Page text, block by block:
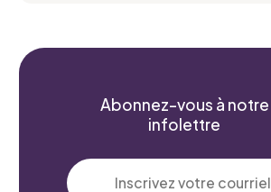
Abonnez-vous à notre
infolettre
la Politique de confidentialité du